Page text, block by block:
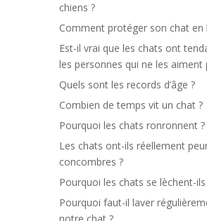
chiens ?
Comment protéger son chat en
Est-il vrai que les chats ont
les personnes qui ne les aiment
Quels sont les records d’âge ?
Combien de temps vit un chat ?
Pourquoi les chats ronronnent ?
Les chats ont-ils réellement
concombres ?
Pourquoi les chats se lèchent-
Pourquoi faut-il laver